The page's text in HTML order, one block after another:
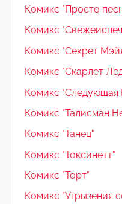
Комикс "Просто
Комикс
Комикс "Секрет
Комикс "Скарлет
Комикс "Следующая
Комикс "Талисман
Комикс "Танец"
Комикс "Токсинетт"
Комикс "Торт"
Комикс "Угрызения